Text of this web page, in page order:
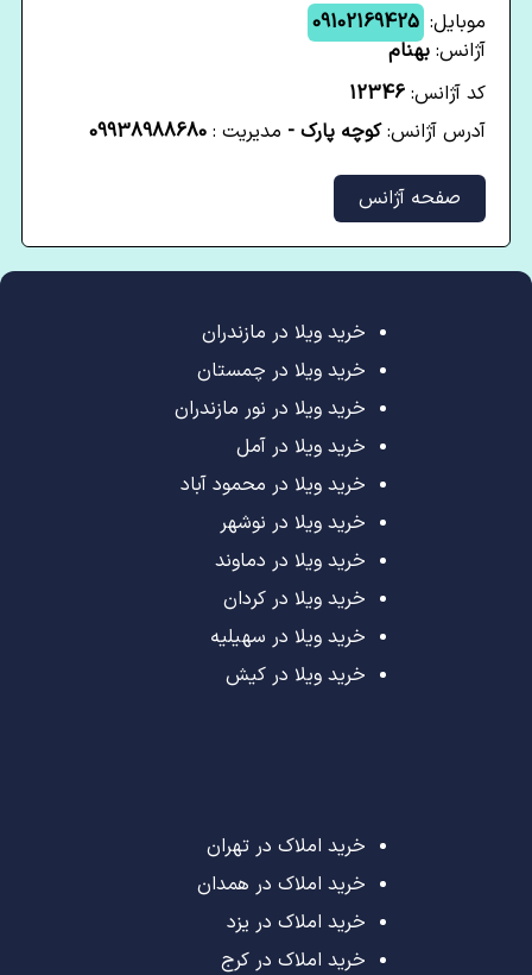
موبایل: 09102169425
آژانس: بهنام
کد آژانس: 12346
آدرس آژانس:کوچه پارک - مدیریت : 09938988680
صفحه آژانس
خرید ویلا در مازندران
خرید ویلا در چمستان
خرید ویلا در نور مازندران
خرید ویلا در آمل
خرید ویلا در محمود آباد
خرید ویلا در نوشهر
خرید ویلا در دماوند
خرید ویلا در کردان
خرید ویلا در سهیلیه
خرید ویلا در کیش
خرید املاک در تهران
خرید املاک در همدان
خرید املاک در یزد
خرید املاک در کرج